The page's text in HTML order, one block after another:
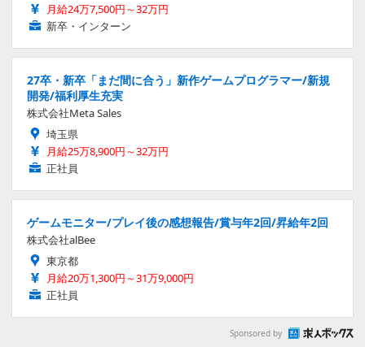
月給24万7,500円～32万円
新卒・インターン
27卒・新卒「まだ間に合う」新作ゲームプログラマー/新規
開発/福利厚生充実
株式会社Meta Sales
埼玉県
月給25万8,900円～32万円
正社員
ゲームモニター/プレイ後の感想報告/賞与年2回/昇給年2回
株式会社alBee
東京都
月給20万1,300円～31万9,000円
正社員
Sponsored by